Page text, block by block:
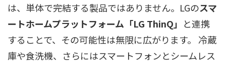
は、単体で完結する製品ではありません。LGのスマ
ートホームプラットフォーム「LG ThinQ」 と連携
することで、その可能性は無限に広がります。 冷蔵
庫や食洗機、さらにはスマートフォンとシームレス